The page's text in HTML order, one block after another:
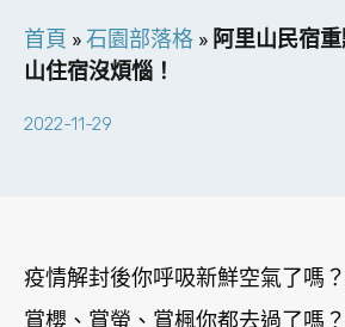
首頁 »石園部落格 » 阿里山民宿
山住宿沒煩惱！
2022-11-29
疫情解封後你呼吸新鮮空氣了嗎
賞櫻、賞螢、賞楓你都去過了嗎